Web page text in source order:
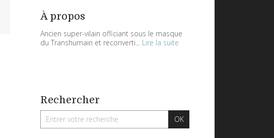
À propos
Ancien super-vilain officiant sous le masque
du Transhumain et reconverti... Lire la suite
Rechercher